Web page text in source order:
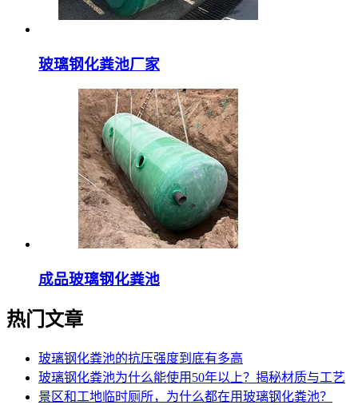
玻璃钢化粪池厂家
成品玻璃钢化粪池
热门文章
玻璃钢化粪池的抗压强度到底有多高
玻璃钢化粪池为什么能使用50年以上？揭秘材质与工艺
景区和工地临时厕所，为什么都在用玻璃钢化粪池？